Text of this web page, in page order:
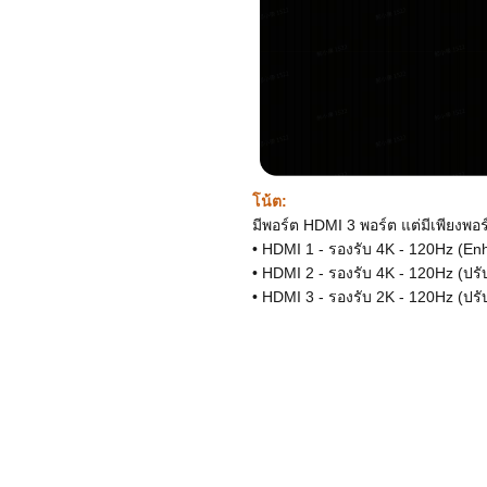
โน้ต:
มีพอร์ต HDMI 3 พอร์ต แต่มีเพียงพ
• HDMI 1 - รองรับ 4K - 120Hz
• HDMI 2 - รองรับ 4K - 120Hz (ป
• HDMI 3 - รองรับ 2K - 120Hz (ป